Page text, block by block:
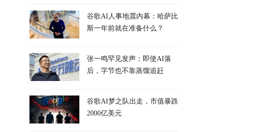
谷歌AI人事地震内幕：哈萨比
斯一年前就在准备什么？
张一鸣罕见发声：即使AI落
后，字节也不靠蒸馏追赶
谷歌AI梦之队出走，市值暴跌
2000亿美元